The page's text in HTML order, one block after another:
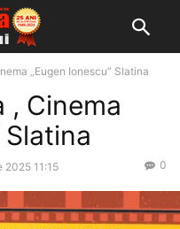
„Eugen Ionescu” Slatina
, Cinema
Slatina
2025 11:15 0